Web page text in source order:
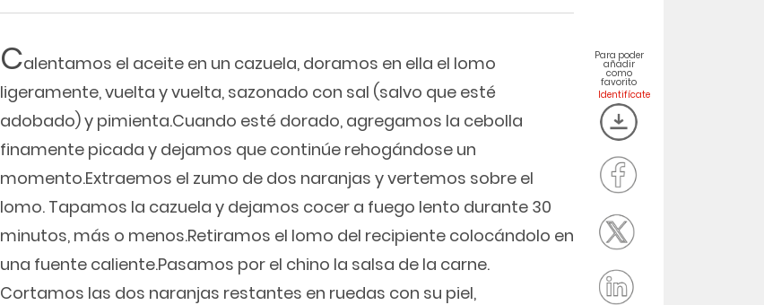
Calentamos el aceite en un cazuela, doramos en ella el lomo
ligeramente, vuelta y vuelta, sazonado con sal (salvo que esté
adobado) y pimienta.Cuando esté dorado, agregamos la cebolla
finamente picada y dejamos que continúe rehogándose un
momento.Extraemos el zumo de dos naranjas y vertemos sobre el
lomo. Tapamos la cazuela y dejamos cocer a fuego lento durante 30
minutos, más o menos.Retiramos el lomo del recipiente colocándolo en
una fuente caliente.Pasamos por el chino la salsa de la carne.
Cortamos las dos naranjas restantes en ruedas con su piel,
Para poder
añadir
como
favorito